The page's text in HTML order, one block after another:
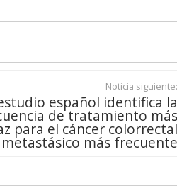
Noticia siguiente:
español identifica la
de tratamiento más
para el cáncer colorrectal
metastásico más frecuente